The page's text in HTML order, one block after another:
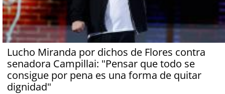
Lucho Miranda por dichos de Flores contra
senadora Campillai: "Pensar que todo se
consigue por pena es una forma de quitar
dignidad"